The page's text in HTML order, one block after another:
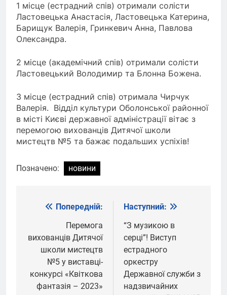
1 місце (естрадний спів) отримали солісти
Ластовецька Анастасія, Ластовецька Катерина,
Барищук Валерія, Гринкевич Анна, Павлова
Олександра.
2 місце (академічний спів) отримали солісти
Ластовецький Володимир та Блонна Божена.
3 місце (естрадний спів) отримала Чирчук
Валерія. Відділ культури Оболонської районної
в місті Києві державної адміністрації вітає з
перемогою вихованців Дитячої школи
мистецтв №5 та бажає подальших успіхів!
Позначено: новини
Навігація
записів
Попередній:
Перемога
вихованців Дитячої
школи мистецтв
№5 у виставці-
конкурсі «Квіткова
фантазія – 2023»
Наступний:
“З музикою в
серці”! Виступ
естрадного
оркестру
Державної служби з
надзвичайних